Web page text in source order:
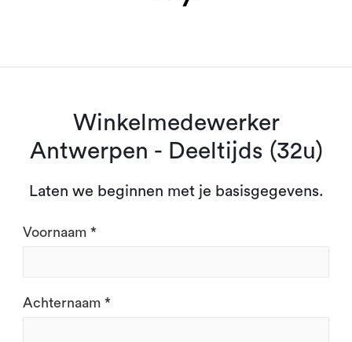
Winkelmedewerker
Antwerpen - Deeltijds (32u)
Laten we beginnen met je basisgegevens.
Voornaam *
Achternaam *